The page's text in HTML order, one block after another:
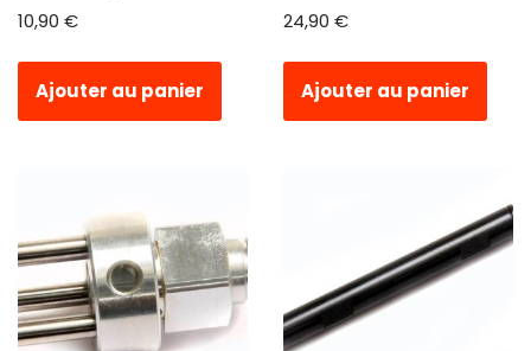
10,90 €
Ajouter au panier
24,90 €
Ajouter au panier